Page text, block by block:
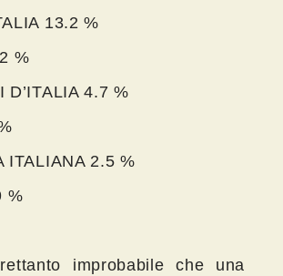
13.2 %
%
D’ITALIA 4.7 %
ITALIANA 2.5 %
%
improbabile che una